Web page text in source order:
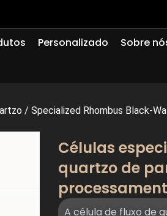
GlassPersonalizado Sobre
/ Specialized Rhombus Black-
Células
quartzo de
A célula de fluxo de